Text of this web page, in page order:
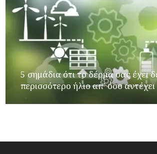
5 σημάδια ότι το δέρμα σας έχει
περισσότερο ήλιο απ’ όσο αντέχει